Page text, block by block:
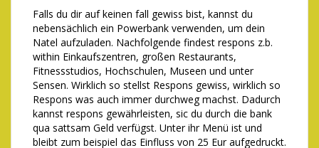
Falls du dir auf keinen fall gewiss bist, kannst du
nebensächlich ein Powerbank verwenden, um dein
Natel aufzuladen. Nachfolgende findest respons z.b.
within Einkaufszentren, großen Restaurants,
Fitnessstudios, Hochschulen, Museen und unter
Sensen. Wirklich so stellst Respons gewiss, wirklich so
Respons was auch immer durchweg machst. Dadurch
kannst respons gewährleisten, sic du durch die bank
qua sattsam Geld verfügst. Unter ihr Menü ist und
bleibt zum beispiel das Einfluss von 25 Eur aufgedruckt.